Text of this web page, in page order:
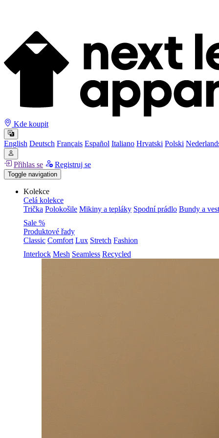
Kde koupit
English Deutsch Français Español Italiano Hrvatski Polski
Přihlas se Registruj se
Toggle navigation
Kolekce
Celá kolekce
Trička Polokošile Mikiny a tepláky Spodní prádlo Bundy a
Sale %
Produktové řady
Classic Comfort Lux Stretch Fashion
Interlock Mesh Seamless Recycled